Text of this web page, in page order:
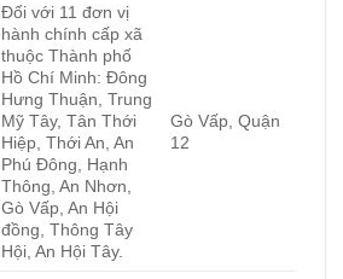
Đối với 11 đơn vị
hành chính cấp xã
thuộc Thành phố
Hồ Chí Minh: Đông
Hưng Thuận, Trung
Mỹ Tây, Tân Thới
Hiệp, Thới An, An
Phú Đông, Hạnh
Thông, An Nhơn,
Gò Vấp, An Hội
đồng, Thông Tây
Hội, An Hội Tây.
Gò Vấp, Quận
12